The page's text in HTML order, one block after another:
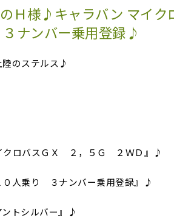
Ｈ様♪キャラバン マイク
ナンバー乗用登録♪
陸のステルス♪
クロバスＧＸ ２，５Ｇ ２ＷＤ』♪
０人乗り ３ナンバー乗用登録』♪
トシルバー』♪